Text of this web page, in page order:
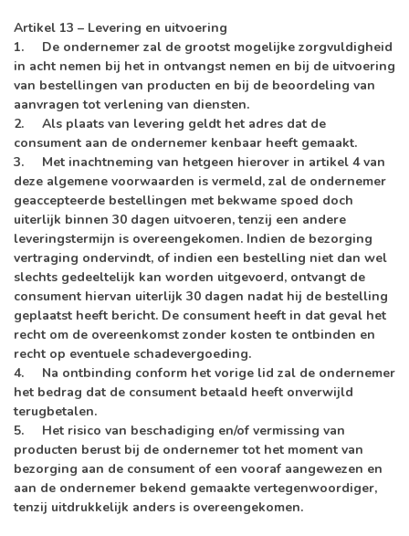
Artikel 13 – Levering en uitvoering
1. De ondernemer zal de grootst mogelijke zorgvuldigheid
in acht nemen bij het in ontvangst nemen en bij de uitvoering
van bestellingen van producten en bij de beoordeling van
aanvragen tot verlening van diensten.
2. Als plaats van levering geldt het adres dat de
consument aan de ondernemer kenbaar heeft gemaakt.
3. Met inachtneming van hetgeen hierover in artikel 4 van
deze algemene voorwaarden is vermeld, zal de ondernemer
geaccepteerde bestellingen met bekwame spoed doch
uiterlijk binnen 30 dagen uitvoeren, tenzij een andere
leveringstermijn is overeengekomen. Indien de bezorging
vertraging ondervindt, of indien een bestelling niet dan wel
slechts gedeeltelijk kan worden uitgevoerd, ontvangt de
consument hiervan uiterlijk 30 dagen nadat hij de bestelling
geplaatst heeft bericht. De consument heeft in dat geval het
recht om de overeenkomst zonder kosten te ontbinden en
recht op eventuele schadevergoeding.
4. Na ontbinding conform het vorige lid zal de ondernemer
het bedrag dat de consument betaald heeft onverwijld
terugbetalen.
5. Het risico van beschadiging en/of vermissing van
producten berust bij de ondernemer tot het moment van
bezorging aan de consument of een vooraf aangewezen en
aan de ondernemer bekend gemaakte vertegenwoordiger,
tenzij uitdrukkelijk anders is overeengekomen.